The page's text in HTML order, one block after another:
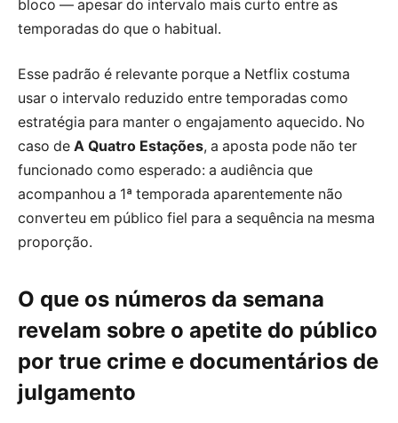
bloco — apesar do intervalo mais curto entre as
temporadas do que o habitual.
Esse padrão é relevante porque a Netflix costuma
usar o intervalo reduzido entre temporadas como
estratégia para manter o engajamento aquecido. No
caso de A Quatro Estações, a aposta pode não ter
funcionado como esperado: a audiência que
acompanhou a 1ª temporada aparentemente não
converteu em público fiel para a sequência na mesma
proporção.
O que os números da semana
revelam sobre o apetite do público
por true crime e documentários de
julgamento